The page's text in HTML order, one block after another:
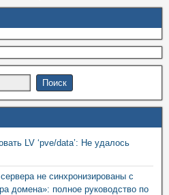
LV ‘pve/data’: Не удалось
не синхронизированы с
домена»: полное руководство по